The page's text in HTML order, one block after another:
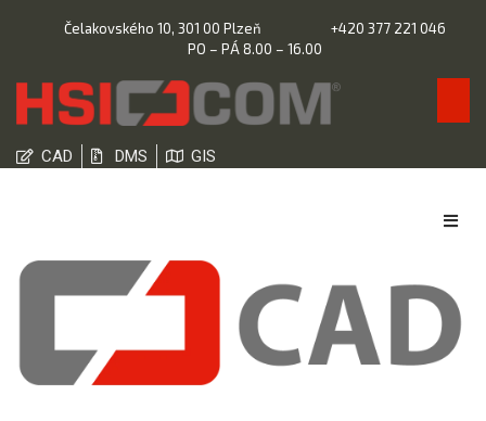
Čelakovského 10, 301 00 Plzeň
+420 377 221 046
PO – PÁ 8.00 – 16.00
CAD DMS GIS